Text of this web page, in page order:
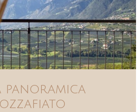
panoramica